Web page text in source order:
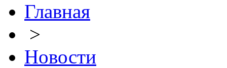
Главная
>
Новости